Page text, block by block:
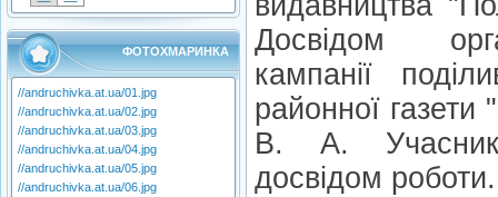
ФОТОХМАРИНКА
//andruchivka.at.ua/01.jpg
//andruchivka.at.ua/02.jpg
//andruchivka.at.ua/03.jpg
//andruchivka.at.ua/04.jpg
//andruchivka.at.ua/05.jpg
//andruchivka.at.ua/06.jpg
Досвідом
кампанії
районної
В. А.
досвідом роботи.